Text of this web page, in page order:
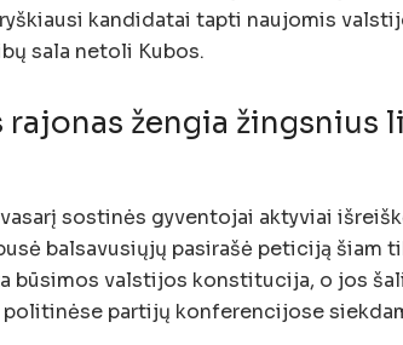
kandidatai tapti naujomis
sala netoli Kubos.
rajonas žengia žingsnius
sostinės gyventojai aktyviai
balsavusiųjų pasirašė peticiją šiam
būsimos valstijos konstitucija, o jos
partijų konferencijose